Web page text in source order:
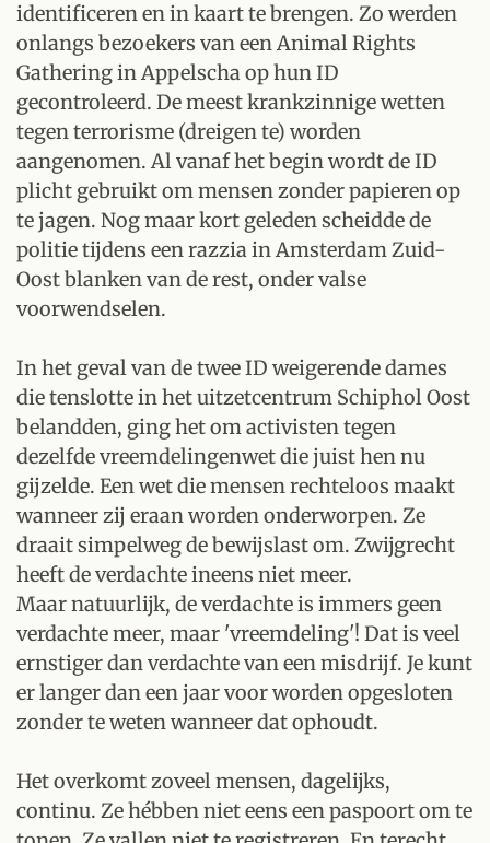
identificeren en in kaart te brengen. Zo werden
onlangs bezoekers van een Animal Rights
Gathering in Appelscha op hun ID
gecontroleerd. De meest krankzinnige wetten
tegen terrorisme (dreigen te) worden
aangenomen. Al vanaf het begin wordt de ID
plicht gebruikt om mensen zonder papieren op
te jagen. Nog maar kort geleden scheidde de
politie tijdens een razzia in Amsterdam Zuid-
Oost blanken van de rest, onder valse
voorwendselen.
In het geval van de twee ID weigerende dames
die tenslotte in het uitzetcentrum Schiphol Oost
belandden, ging het om activisten tegen
dezelfde vreemdelingenwet die juist hen nu
gijzelde. Een wet die mensen rechteloos maakt
wanneer zij eraan worden onderworpen. Ze
draait simpelweg de bewijslast om. Zwijgrecht
heeft de verdachte ineens niet meer.
Maar natuurlijk, de verdachte is immers geen
verdachte meer, maar 'vreemdeling'! Dat is veel
ernstiger dan verdachte van een misdrijf. Je kunt
er langer dan een jaar voor worden opgesloten
zonder te weten wanneer dat ophoudt.
Het overkomt zoveel mensen, dagelijks,
continu. Ze hébben niet eens een paspoort om te